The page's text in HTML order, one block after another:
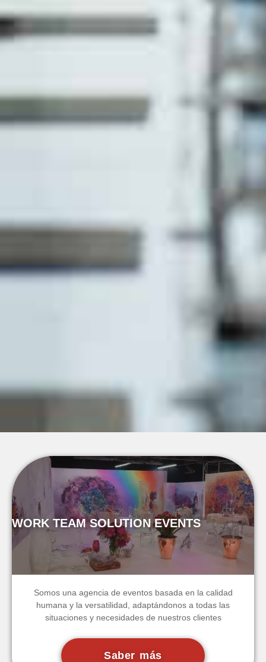
WORK TEAM SOLUTION EVENTS
Somos una agencia de eventos basada en la calidad
humana y la versatilidad, adaptándonos a todas las
situaciones y necesidades de nuestros clientes
Saber más